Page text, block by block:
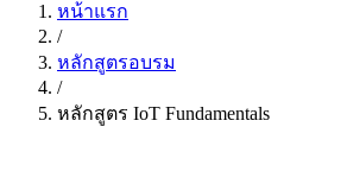
หน้าแรก
/
หลักสูตรอบรม
/
หลักสูตร IoT Fundamentals